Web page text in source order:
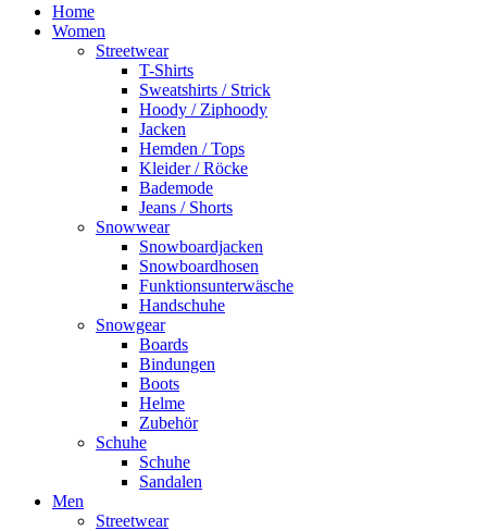
Home
Women
Streetwear
T-Shirts
Sweatshirts / Strick
Hoody / Ziphoody
Jacken
Hemden / Tops
Kleider / Röcke
Bademode
Jeans / Shorts
Snowwear
Snowboardjacken
Snowboardhosen
Funktionsunterwäsche
Handschuhe
Snowgear
Boards
Bindungen
Boots
Helme
Zubehör
Schuhe
Schuhe
Sandalen
Men
Streetwear